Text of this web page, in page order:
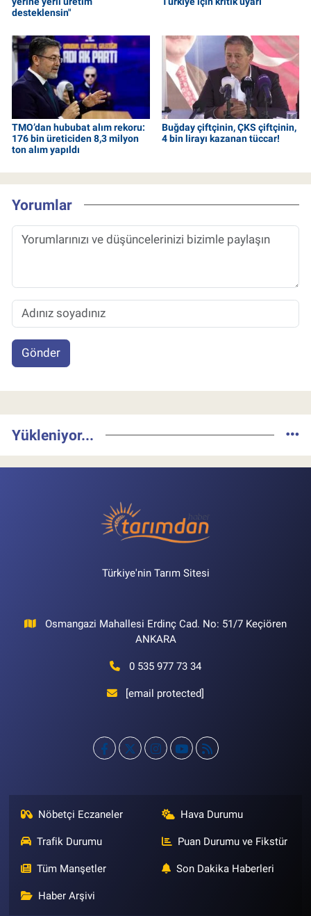
desteklensin"
TMO’dan hububat alım rekoru:
176 bin üreticiden 8,3 milyon
ton alım yapıldı
Buğday çiftçinin, ÇKS çiftçinin,
4 bin lirayı kazanan tüccar!
Yorumlar
Gönder
Yükleniyor...
Türkiye'nin Tarım Sitesi
Osmangazi Mahallesi Erdinç Cad. No: 51/7 Keçiören
ANKARA
0 535 977 73 34
[email protected]
Nöbetçi Eczaneler Hava Durumu
Trafik Durumu Puan Durumu ve Fikstür
Tüm Manşetler Son Dakika Haberleri
Haber Arşivi